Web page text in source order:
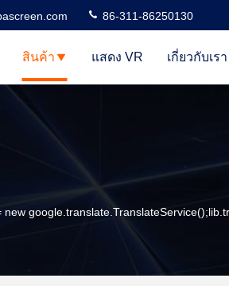
86-311-86250130
สินค้า แสดง VR เกี่ยวกับเรา